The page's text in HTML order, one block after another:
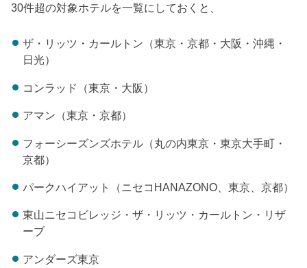
30件超の対象ホテルを一覧にしておくと、
ザ・リッツ・カールトン（東京・京都・大阪・沖縄・
日光）
コンラッド（東京・大阪）
アマン（東京・京都）
フォーシーズンズホテル（丸の内東京・東京大手町・
京都）
パークハイアット（ニセコHANAZONO、東京、京都）
東山ニセコビレッジ・ザ・リッツ・カールトン・リザ
ーブ
アンダーズ東京